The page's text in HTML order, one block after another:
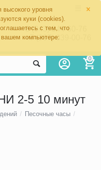
×
уровня
куки (cookies).
с тем, что
вашем компьютере:
8 (343) 344-60-76
+7 (967) 639-00-76
0
2-5 10 минут
/ Песочные часы /